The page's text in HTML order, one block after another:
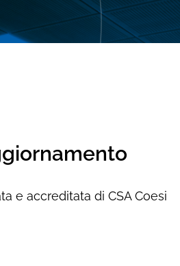
e accreditata di CSA Coesi